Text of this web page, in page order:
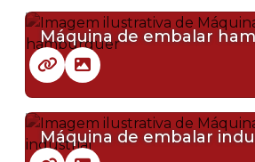
Máquina de embalar
Máquina de embalar